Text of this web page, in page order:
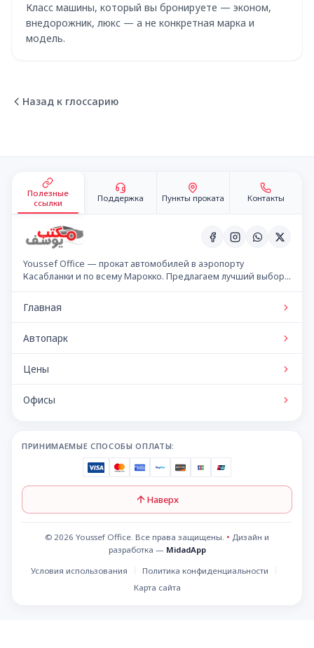
Класс машины, который вы бронируете — эконом,
внедорожник, люкс — а не конкретная марка и
модель.
Назад к глоссарию
Полезные
ссылки
Поддержка Пункты проката Контакты
Youssef Office — прокат автомобилей в аэропорту
Касабланки и по всему Марокко. Предлагаем лучший выбор
Главная
Автопарк
Цены
Офисы
ПРИНИМАЕМЫЕ СПОСОБЫ ОПЛАТЫ:
Наверх
© 2026 Youssef Office. Все права защищены. • Дизайн и
разработка — MidadApp
Условия использования
Политика конфиденциальности
Карта сайта